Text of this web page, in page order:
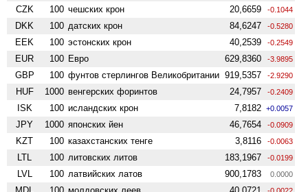
CZK 100 чешских крон 20,6659 -0.1044
DKK 100 датских крон 84,6247 -0.5280
EEK 100 эстонских крон 40,2539 -0.2549
EUR 100 Евро 629,8360 -3.9895
GBP 100 фунтов стерлингов Велико­британии 919,5357 -2.9290
HUF 1000 венгерских форинтов 24,7957 -0.2409
ISK 100 исландских крон 7,8182 +0.0057
JPY 1000 японских йен 46,7654 -0.0909
KZT 100 казахстанских тенге 3,8116 -0.0063
LTL 100 литовских литов 183,1967 -0.0199
LVL 100 латвийских латов 900,1783 0.0000